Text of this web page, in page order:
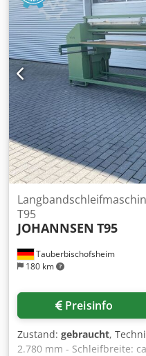
Tauberbischofsheim
180 km
T95
JOHANNSEN T95
Preisinfo
Zustand: gebraucht,
2.780 mm - Schleifbreite: